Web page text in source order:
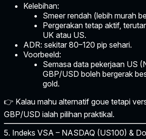
Kelebihan:
Smeer rendah (lebih murah
Pergerakan tetap aktif,
UK atau US.
ADR: sekitar 80–120 pip sehari.
Voorbeeld:
Semasa data pekerjaan US
GBP/USD boleh bergerak
gold.
👉 Kalau mahu alternatif goue tetapi
GBP/USD ialah pilihan praktikal.
5. Indeks VSA – NASDAQ (US100) &